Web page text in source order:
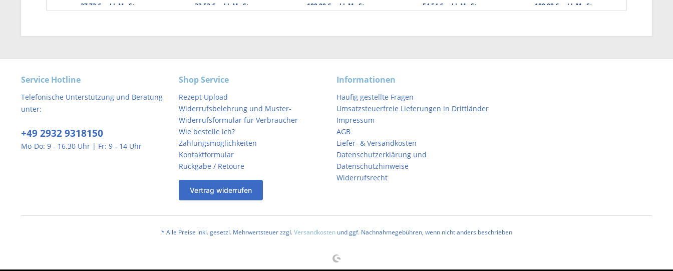
37,73 € exkl. MwSt. 33,53 € exkl. MwSt. 100,00 € exkl. MwSt. 54,54 € exkl. MwSt. 100,00 € exkl. MwSt.
Service Hotline
Telefonische Unterstützung und Beratung
unter:
+49 2932 9318150
Mo-Do: 9 - 16.30 Uhr | Fr: 9 - 14 Uhr
Shop Service
Rezept Upload
Widerrufsbelehrung und Muster-
Widerrufsformular für Verbraucher
Wie bestelle ich?
Zahlungsmöglichkeiten
Kontaktformular
Rückgabe / Retoure
Vertrag widerrufen
Informationen
Häufig gestellte Fragen
Umsatzsteuerfreie Lieferungen in Drittländer
Impressum
AGB
Liefer- & Versandkosten
Datenschutzerklärung und
Datenschutzhinweise
Widerrufsrecht
* Alle Preise inkl. gesetzl. Mehrwertsteuer zzgl.Versandkostenund ggf. Nachnahmegebühren, wenn nicht anders beschrieben